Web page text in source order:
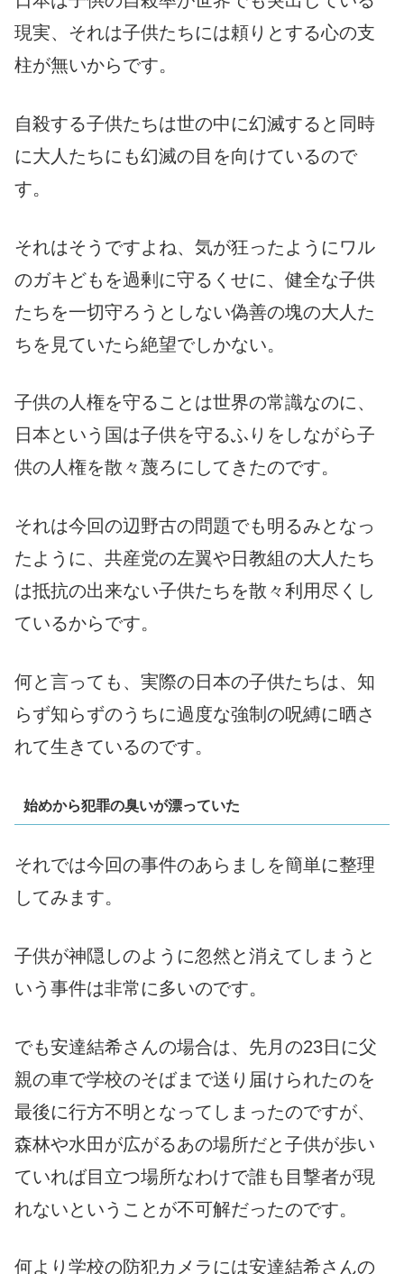
現実、それは子供たちには頼りとする心の支
柱が無いからです。
自殺する子供たちは世の中に幻滅すると同時
に大人たちにも幻滅の目を向けているので
す。
それはそうですよね、気が狂ったようにワル
のガキどもを過剰に守るくせに、健全な子供
たちを一切守ろうとしない偽善の塊の大人た
ちを見ていたら絶望でしかない。
子供の人権を守ることは世界の常識なのに、
日本という国は子供を守るふりをしながら子
供の人権を散々蔑ろにしてきたのです。
それは今回の辺野古の問題でも明るみとなっ
たように、共産党の左翼や日教組の大人たち
は抵抗の出来ない子供たちを散々利用尽くし
ているからです。
何と言っても、実際の日本の子供たちは、知
らず知らずのうちに過度な強制の呪縛に晒さ
れて生きているのです。
始めから犯罪の臭いが漂っていた
それでは今回の事件のあらましを簡単に整理
してみます。
子供が神隠しのように忽然と消えてしまうと
いう事件は非常に多いのです。
でも安達結希さんの場合は、先月の23日に父
親の車で学校のそばまで送り届けられたのを
最後に行方不明となってしまったのですが、
森林や水田が広がるあの場所だと子供が歩い
ていれば目立つ場所なわけで誰も目撃者が現
れないということが不可解だったのです。
何より学校の防犯カメラには安達結希さんの